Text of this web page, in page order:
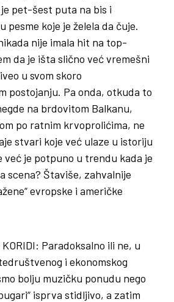
pet-šest puta na bis i
pesme koje je želela da čuje.
nije imala hit na top-
da je išta slično već vremešni
u svom skoro
postojanju. Pa onda, otkuda to
na brdovitom Balkanu,
po ratnim krvoprolićima, ne
stvari koje već ulaze u istoriju
već je potpuno u trendu kada je
scena? Štaviše, zahvalnije
evropske i američke
KORIDI: Paradoksalno ili ne, u
i ekonomskog
bolju muzičku ponudu nego
isprva stidljivo, a zatim